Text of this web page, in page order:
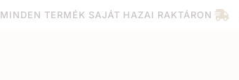
MINDEN TERMÉK SAJÁT HAZAI RAKTÁRON